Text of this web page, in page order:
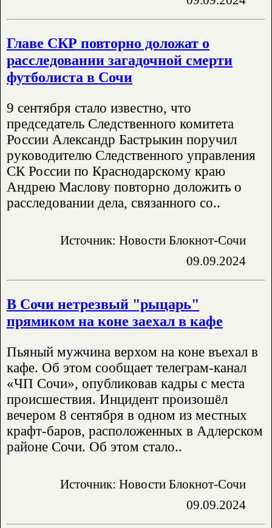
Главе СКР повторно доложат о
расследовании загадочной смерти
футболиста в Сочи
9 сентября стало известно, что
председатель Следственного комитета
России Александр Бастрыкин поручил
руководителю Следственного управления
СК России по Краснодарскому краю
Андрею Маслову повторно доложить о
расследовании дела, связанного со..
Источник: Новости Блокнот-Сочи
09.09.2024
В Сочи нетрезвый "рыцарь"
прямиком на коне заехал в кафе
Пьяный мужчина верхом на коне въехал в
кафе. Об этом сообщает телеграм-канал
«ЧП Сочи», опубликовав кадры с места
происшествия. Инцидент произошёл
вечером 8 сентября в одном из местных
крафт-баров, расположенных в Адлерском
районе Сочи. Об этом стало..
Источник: Новости Блокнот-Сочи
09.09.2024